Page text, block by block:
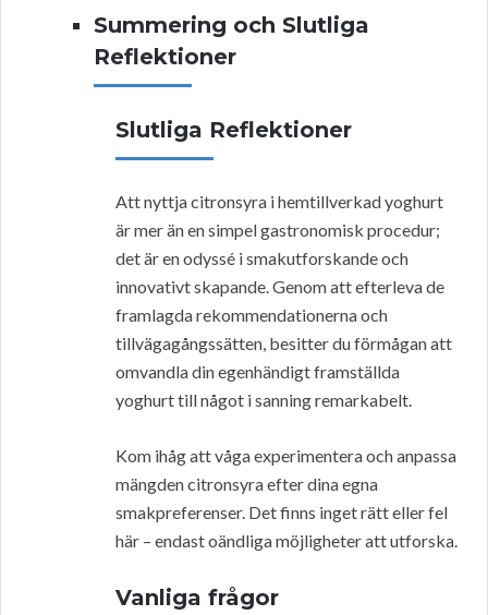
Summering och Slutliga
Reflektioner
Slutliga Reflektioner
Att nyttja citronsyra i hemtillverkad yoghurt
är mer än en simpel gastronomisk procedur;
det är en odyssé i smakutforskande och
innovativt skapande. Genom att efterleva de
framlagda rekommendationerna och
tillvägagångssätten, besitter du förmågan att
omvandla din egenhändigt framställda
yoghurt till något i sanning remarkabelt.
Kom ihåg att våga experimentera och anpassa
mängden citronsyra efter dina egna
smakpreferenser. Det finns inget rätt eller fel
här – endast oändliga möjligheter att utforska.
Vanliga frågor